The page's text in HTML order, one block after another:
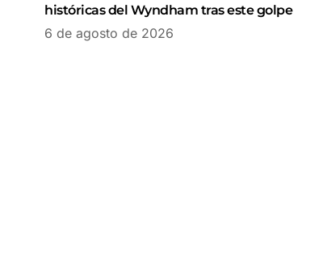
históricas del Wyndham tras este golpe
6 de agosto de 2026